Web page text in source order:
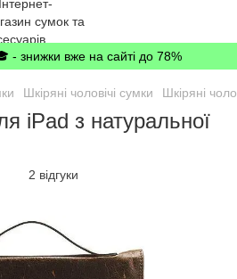
- знижки вже на сайті до 78%
Шкіряні чоловічі сумки Шкіряні
iPad з натуральної
2 відгуки